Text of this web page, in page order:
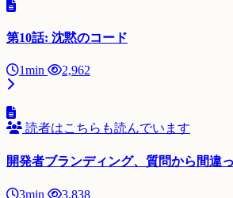
第10話: 沈黙のコード
1min 2,962
読者はこちらも読んでいます
開発者ブランディング、質問から間違
3min 3,838